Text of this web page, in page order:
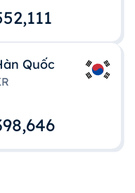
Quốc